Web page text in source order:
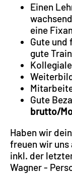
Einen
eine
Gute
gute
Gute
brutto/
Haben wir
freuen wir
inkl. der
Wagner -